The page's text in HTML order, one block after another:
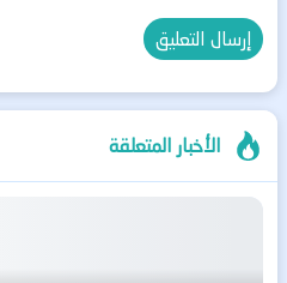
الأخبار المتعلقة